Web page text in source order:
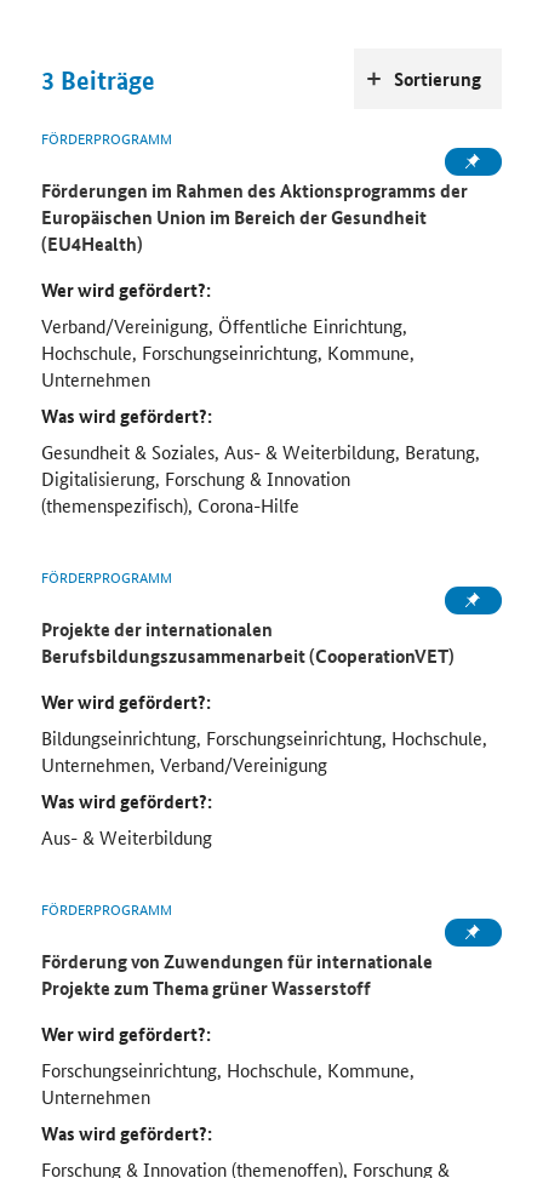
3 Beiträge
FÖRDERPROGRAMM
Förderungen im Rahmen des Aktionsprogramms der
Europäischen Union im Bereich der Gesundheit
(EU4Health)
Wer wird gefördert?:
Verband/Vereinigung, Öffentliche Einrichtung,
Hochschule, Forschungseinrichtung, Kommune,
Unternehmen
Was wird gefördert?:
Gesundheit & Soziales, Aus- & Weiterbildung, Beratung,
Digitalisierung, Forschung & Innovation
(themenspezifisch), Corona-Hilfe
FÖRDERPROGRAMM
Projekte der internationalen
Berufsbildungszusammenarbeit (CooperationVET)
Wer wird gefördert?:
Bildungseinrichtung, Forschungseinrichtung, Hochschule,
Unternehmen, Verband/Vereinigung
Was wird gefördert?:
Aus- & Weiterbildung
FÖRDERPROGRAMM
Förderung von Zuwendungen für internationale
Projekte zum Thema grüner Wasserstoff
Wer wird gefördert?:
Forschungseinrichtung, Hochschule, Kommune,
Unternehmen
Was wird gefördert?:
Forschung & Innovation (themenoffen), Forschung &
Sortierung